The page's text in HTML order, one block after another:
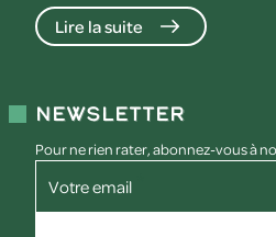
Lire la suite
Newsletter
Pour ne rien rater, abonnez-vous à
Votre email